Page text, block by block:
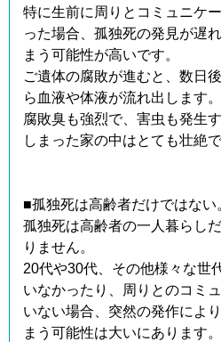
特に生前に周りとコミュニケ
った場合、孤独死の発見が遅
まう可能性が高いです。
ご遺体の腐敗が進むと、数日
ら血液や体液が流れ出します。
腐敗臭も強烈で、害虫も発生
しまった家の中はとても壮絶で
■孤独死は高齢者だけではない
孤独死は高齢者の一人暮らし
りません。
20代や30代、その他様々な世
いなかったり、周りとのコミ
いない場合、突然の発作によ
まう可能性は大いにあります。